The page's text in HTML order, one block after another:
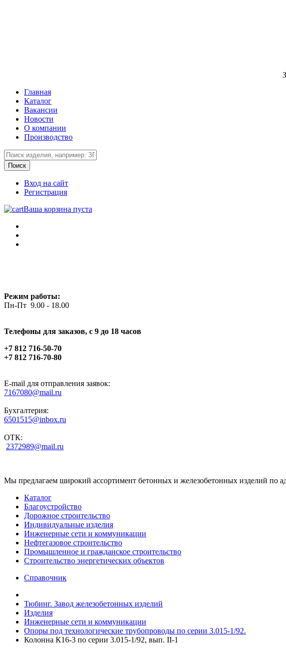
Главная
Каталог
Вакансии
Новости
О компании
Производство
Вход на сайт
Регистрация
Ваша корзина пуста
Режим работы:
Пн-Пт 9.00 - 18.00
Телефоны для заказов, c 9 до 18 часов
+7 812 716-50-70
+7 812 716-70-80
E-mail для отправления заявок:
7167080@mail.ru
Бухгалтерия:
6501515@inbox.ru
ОТК:
2372989@mail.ru
Мы предлагаем широкий ассортимент бетонных и железобетонных изделий по
Каталог
Благоустройство
Дорожное строительство
Индивидуальные изделия
Инженерные сети и коммуникации
Нефтегазовое строительство
Промышленное и гражданское строительство
Строительство энергетических объектов
Справочник
Тюбинг. Завод железобетонных изделий
Изделия
Инженерные сети и коммуникации
Опоры под технологические трубопроводы по серии 3.015-1/92.
Колонна К16-3 по серии 3.015-1/92, вып. II-1